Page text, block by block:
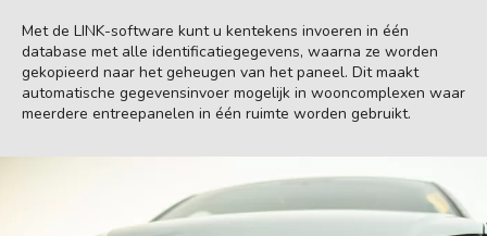
Met de LINK-software kunt u kentekens invoeren in één
database met alle identificatiegegevens, waarna ze worden
gekopieerd naar het geheugen van het paneel. Dit maakt
automatische gegevensinvoer mogelijk in wooncomplexen waar
meerdere entreepanelen in één ruimte worden gebruikt.